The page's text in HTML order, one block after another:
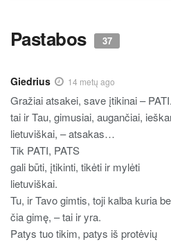
Pastabos 37
Giedrius 14 metų ago
Gražiai atsakei, save įtikinai – PATI.
tai ir Tau, gimusiai, augančiai,
lietuviškai, – atsakas…
Tik PATI, PATS
gali būti, įtikinti, tikėti ir mylėti
lietuviškai.
Tu, ir Tavo gimtis, toji kalba kuria
čia gimę, – tai ir yra.
Patys tuo tikim, patys iš protėvių